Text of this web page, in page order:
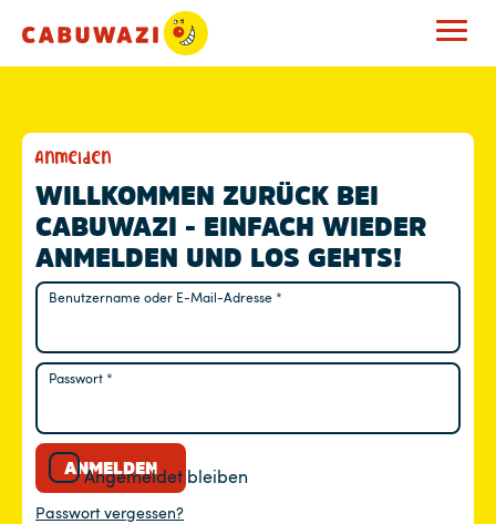
M
E
N
O
T
O
Anmelden
WILLKOMMEN ZURÜCK BEI
CABUWAZI - EINFACH WIEDER
ANMELDEN UND LOS GEHTS!
Benutzername oder E-Mail-Adresse*
Passwort*
Angemeldet bleiben
ANMELDEN
Passwort vergessen?